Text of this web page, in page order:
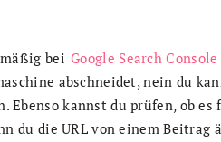
bei Google Search Console
abschneidet, nein du
Ebenso kannst du prüfen, ob
du die URL von einem Beitrag